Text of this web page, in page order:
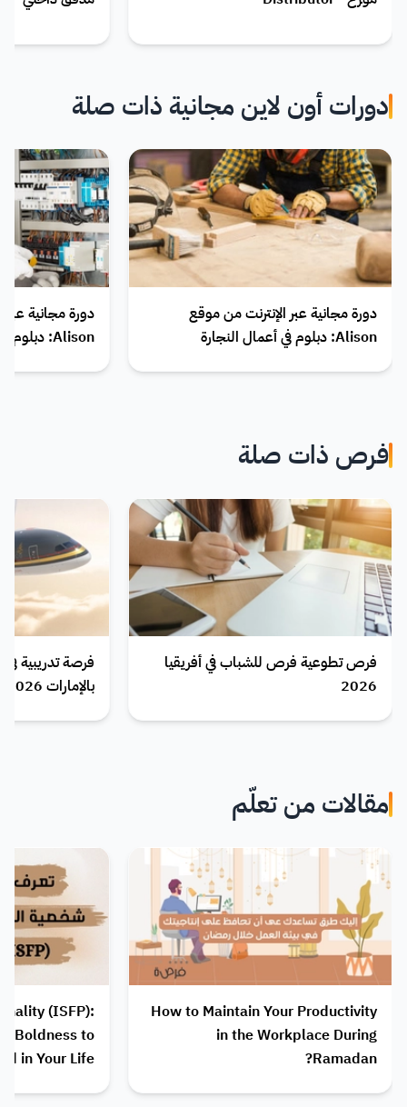
دورات أون لاين مجانية ذات صلة
دورة مجانية عبر الإنترنت من موقع
Alison: دبلوم في أعمال النجارة
دورة مجانية
Alison: دبلوم في الدراسات الكهربائية
فرص ذات صلة
فرص تطوعية فرص للشباب في أفريقيا
2026
فرصة تدريبية
بالإمارات 2026
مقالات من تعلّم
How to Maintain Your Productivity
in the Workplace During
Ramadan?
(ISFP):
Boldness to
in Your Life